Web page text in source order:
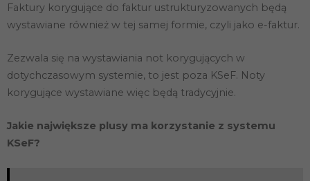
Faktury korygujące do faktur ustrukturyzowanych będą
wystawiane również w tej samej formie, czyli jako e-faktur.
Zezwala się na wystawiania not korygujących w
dotychczasowym systemie, to jest poza KSeF. Noty
korygujące wystawiane więc będą tradycyjnie.
Jakie największe plusy ma korzystanie z systemu
KSeF?